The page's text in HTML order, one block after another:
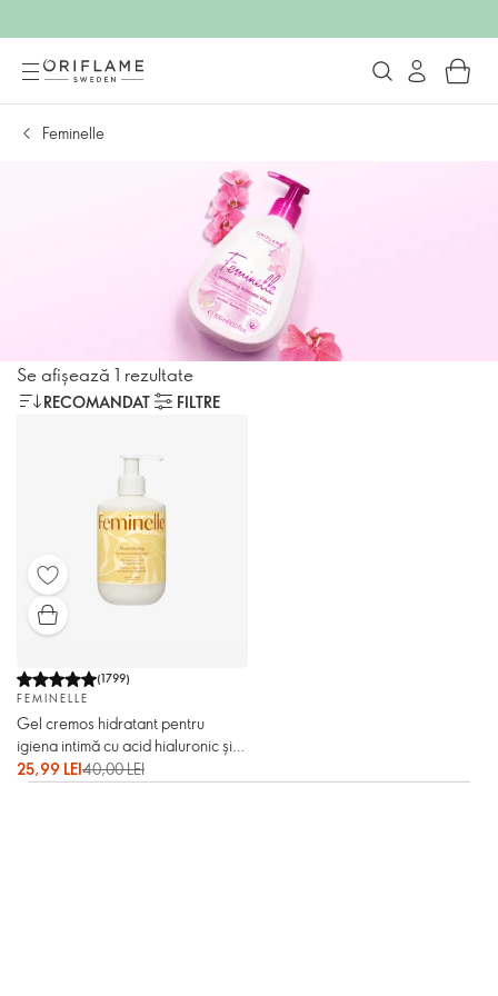
Feminelle
Se afișează 1 rezultate
RECOMANDAT FILTRE
(1799)
FEMINELLE
Gel cremos hidratant pentru
igiena intimă cu acid hialuronic și
extract din piersică Feminelle
25,99 LEI40,00 LEI